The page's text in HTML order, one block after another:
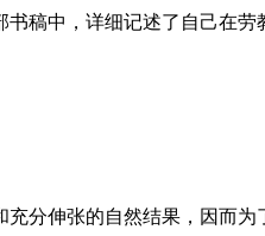
稿中，详细记述了自己在
分伸张的自然结果，因而